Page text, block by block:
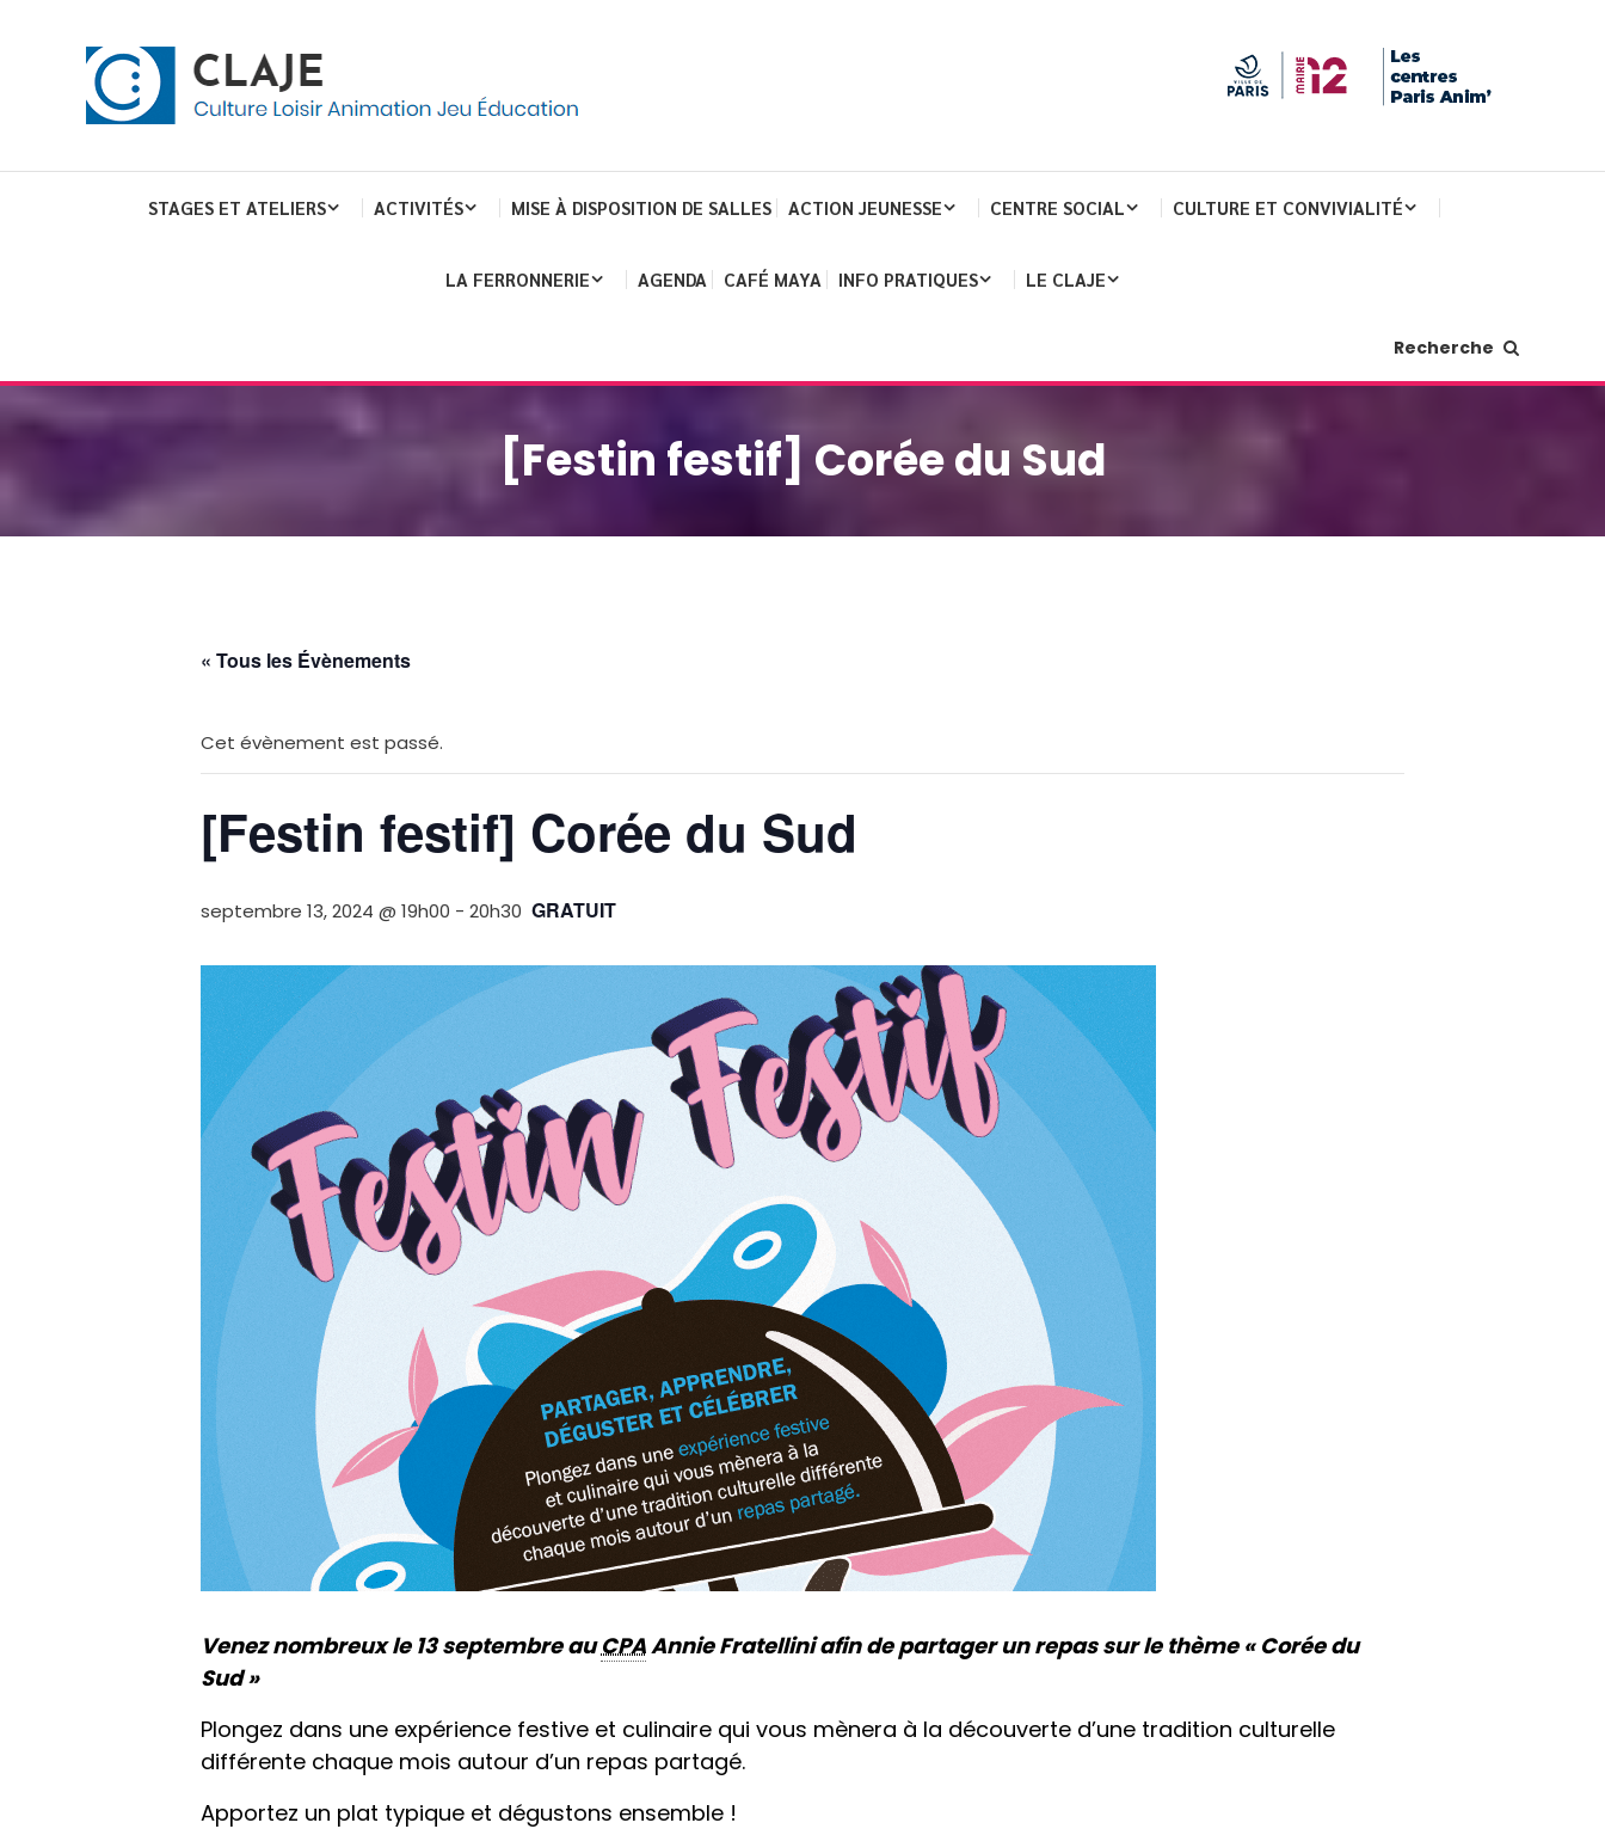
Claje
STAGES ET ATELIERS ACTIVITÉS MISE À DISPOSITION DE SALLES ACTION JEUNESSE CENTRE SOCIAL CULTURE ET CONVIVIALITÉ
LA FERRONNERIE AGENDA CAFÉ MAYA INFO PRATIQUES LE CLAJE
Recherche
[Festin festif] Corée du Sud
« Tous les Évènements
Cet évènement est passé.
[Festin festif] Corée du Sud
septembre 13, 2024 @ 19h00 - 20h30 GRATUIT
Venez nombreux le 13 septembre auCPAAnnie Fratellini afin de partager un repas sur le thème « Corée du
Sud »
Plongez dans une expérience festive et culinaire qui vous mènera à la découverte d’une tradition culturelle
différente chaque mois autour d’un repas partagé.
Apportez un plat typique et dégustons ensemble !